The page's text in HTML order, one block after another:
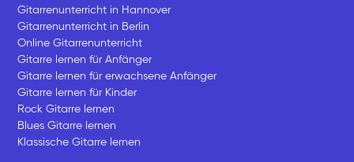
Gitarrenunterricht in Hannover
Gitarrenunterricht in Berlin
Online Gitarrenunterricht
Gitarre lernen für Anfänger
Gitarre lernen für erwachsene Anfänger
Gitarre lernen für Kinder
Rock Gitarre lernen
Blues Gitarre lernen
Klassische Gitarre lernen